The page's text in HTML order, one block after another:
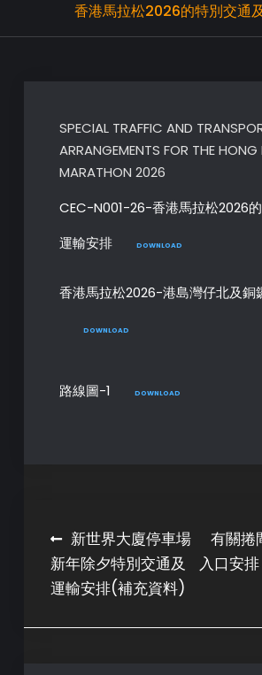
香港馬拉松2026的特別交通
SPECIAL TRAFFIC AND
ARRANGEMENTS FOR THE
MARATHON 2026
CEC-N001-26-香港馬拉松2026
運輸安排
DOWNLOAD
香港馬拉松2026-港島灣仔北及銅
DOWNLOAD
路線圖-1 DOWNLOAD
Post
navigation
新世界大廈停車場
新年除夕特別交通及
運輸安排(補充資料)
有關捲
入口安